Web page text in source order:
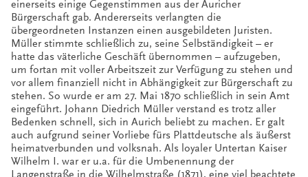
einerseits einige Gegenstimmen aus der Auricher
Bürgerschaft gab. Andererseits verlangten die
übergeordneten Instanzen einen ausgebildeten Juristen.
Müller stimmte schließlich zu, seine Selbständigkeit – er
hatte das väterliche Geschäft übernommen – aufzugeben,
um fortan mit voller Arbeitszeit zur Verfügung zu stehen und
vor allem finanziell nicht in Abhängigkeit zur Bürgerschaft zu
stehen. So wurde er am 27. Mai 1870 schließlich in sein Amt
eingeführt. Johann Diedrich Müller verstand es trotz aller
Bedenken schnell, sich in Aurich beliebt zu machen. Er galt
auch aufgrund seiner Vorliebe fürs Plattdeutsche als äußerst
heimatverbunden und volksnah. Als loyaler Untertan Kaiser
Wilhelm I. war er u.a. für die Umbenennung der
Langenstraße in die Wilhelmstraße (1871), eine viel beachtete